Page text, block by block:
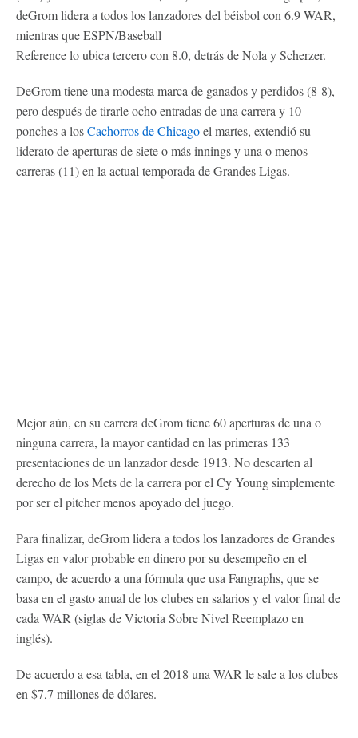
deGrom lidera a todos los lanzadores del béisbol con 6.9 WAR,
mientras que ESPN/Baseball
Reference lo ubica tercero con 8.0, detrás de Nola y Scherzer.
DeGrom tiene una modesta marca de ganados y perdidos (8-8),
pero después de tirarle ocho entradas de una carrera y 10
ponches a losCachorros de Chicagoel martes, extendió su
liderato de aperturas de siete o más innings y una o menos
carreras (11) en la actual temporada de Grandes Ligas.
Mejor aún, en su carrera deGrom tiene 60 aperturas de una o
ninguna carrera, la mayor cantidad en las primeras 133
presentaciones de un lanzador desde 1913. No descarten al
derecho de los Mets de la carrera por el Cy Young simplemente
por ser el pitcher menos apoyado del juego.
Para finalizar, deGrom lidera a todos los lanzadores de Grandes
Ligas en valor probable en dinero por su desempeño en el
campo, de acuerdo a una fórmula que usa Fangraphs, que se
basa en el gasto anual de los clubes en salarios y el valor final de
cada WAR (siglas de Victoria Sobre Nivel Reemplazo en
inglés).
De acuerdo a esa tabla, en el 2018 una WAR le sale a los clubes
en $7,7 millones de dólares.